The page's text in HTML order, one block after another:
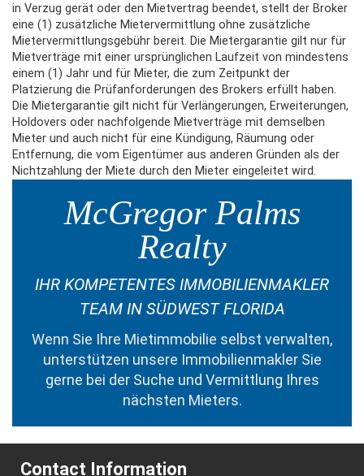
in Verzug gerät oder den Mietvertrag beendet, stellt der Broker
eine (1) zusätzliche Mietervermittlung ohne zusätzliche
Mietervermittlungsgebühr bereit. Die Mietergarantie gilt nur für
Mietverträge mit einer ursprünglichen Laufzeit von mindestens
einem (1) Jahr und für Mieter, die zum Zeitpunkt der
Platzierung die Prüfanforderungen des Brokers erfüllt haben.
Die Mietergarantie gilt nicht für Verlängerungen, Erweiterungen,
Holdovers oder nachfolgende Mietverträge mit demselben
Mieter und auch nicht für eine Kündigung, Räumung oder
Entfernung, die vom Eigentümer aus anderen Gründen als der
Nichtzahlung der Miete durch den Mieter eingeleitet wird.
McGregor Palms
Realty
IHR KOMPETENTES IMMOBILIENMAKLER
TEAM IN SÜDWEST FLORIDA
Wenn Sie Ihre Mietimmobilie selbst verwalten,
unterstützen unsere Immobilienmakler Sie
gerne bei der Suche und Vermittlung Ihres
nächsten Mieters.
Contact Information